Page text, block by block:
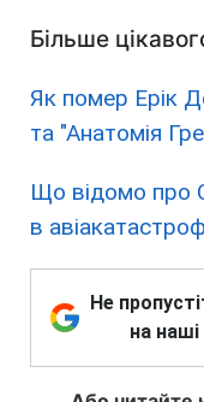
Більше
Як помер Ерік
та "Анатомія
Що відомо про
в
Не
на